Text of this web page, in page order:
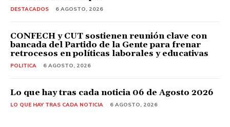
DESTACADOS 6 AGOSTO, 2026
CONFECH y CUT sostienen reunión clave con
bancada del Partido de la Gente para frenar
retrocesos en políticas laborales y educativas
POLITICA 6 AGOSTO, 2026
Lo que hay tras cada noticia 06 de Agosto 2026
LO QUE HAY TRAS CADA NOTICIA 6 AGOSTO, 2026